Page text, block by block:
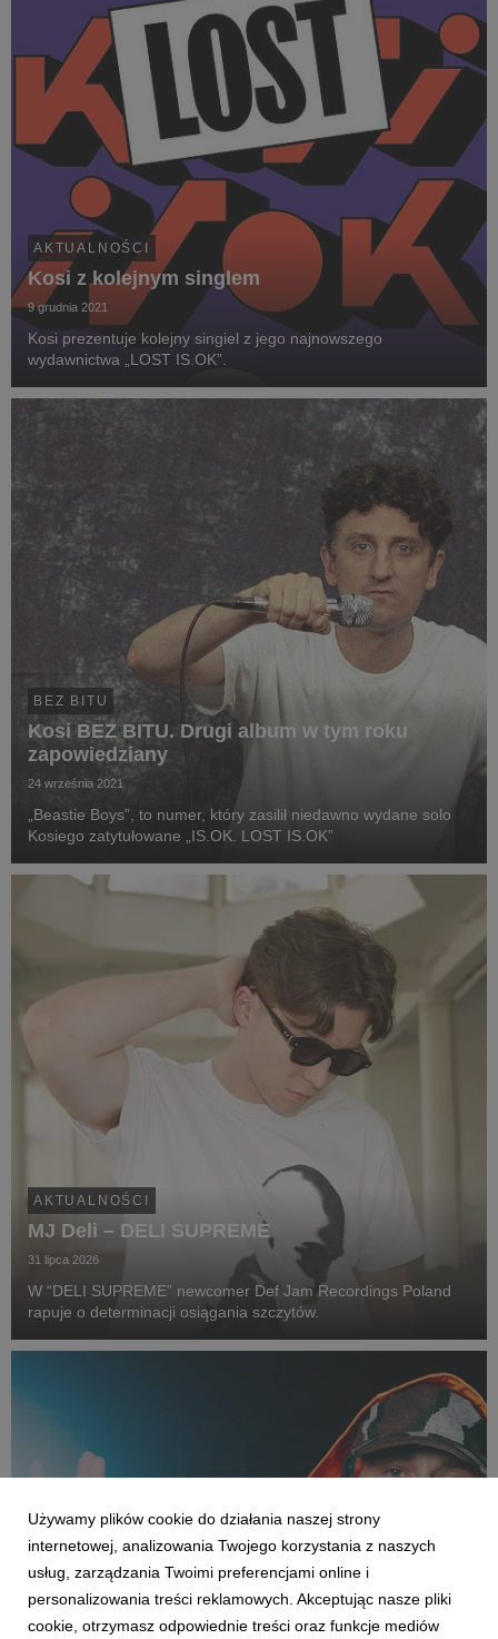
AKTUALNOŚCI
Kosi z kolejnym singlem
9 grudnia 2021
Kosi prezentuje kolejny singiel z jego najnowszego
wydawnictwa „LOST IS.OK”.
BEZ BITU
Kosi BEZ BITU. Drugi album w tym roku
zapowiedziany
24 września 2021
„Beastie Boys”, to numer, który zasilił niedawno wydane solo
Kosiego zatytułowane „IS.OK. LOST IS.OK”
AKTUALNOŚCI
MJ Deli – DELI SUPREME
31 lipca 2026
W “DELI SUPREME” newcomer Def Jam Recordings Poland
rapuje o determinacji osiągania szczytów.
AKTUALNOŚCI
Używamy plików cookie do działania naszej strony
internetowej, analizowania Twojego korzystania z naszych
usług, zarządzania Twoimi preferencjami online i
personalizowania treści reklamowych. Akceptując nasze pliki
cookie, otrzymasz odpowiednie treści oraz funkcje mediów